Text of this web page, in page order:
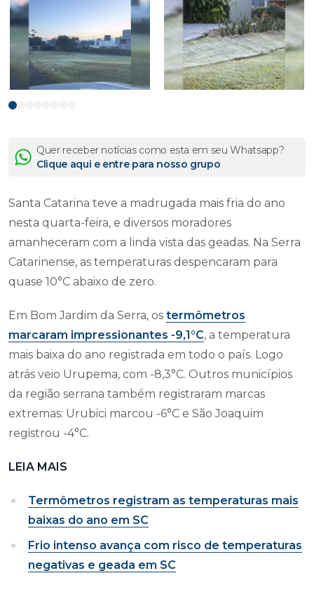
Quer receber notícias como esta em seu Whatsapp?
Clique aqui e entre para nosso grupo
Santa Catarina teve a madrugada mais fria do ano
nesta quarta-feira, e diversos moradores
amanheceram com a linda vista das geadas. Na Serra
Catarinense, as temperaturas despencaram para
quase 10°C abaixo de zero.
Em Bom Jardim da Serra, os termômetros
marcaram impressionantes -9,1°C, a temperatura
mais baixa do ano registrada em todo o país. Logo
atrás veio Urupema, com -8,3°C. Outros municípios
da região serrana também registraram marcas
extremas: Urubici marcou -6°C e São Joaquim
registrou -4°C.
LEIA MAIS
Termômetros registram as temperaturas mais
baixas do ano em SC
Frio intenso avança com risco de temperaturas
negativas e geada em SC